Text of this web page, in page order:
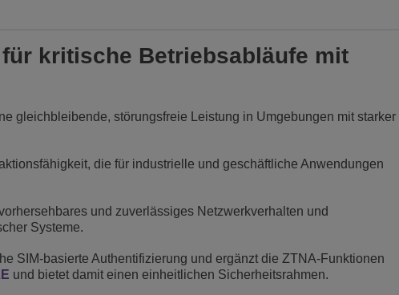
kritische Betriebsabläufe mit
gleichbleibende, störungsfreie Leistung in Umgebungen mit starker
die für industrielle und geschäftliche Anwendungen
und zuverlässiges Netzwerkverhalten und
Systeme.
SIM-basierte Authentifizierung und ergänzt die ZTNA-Funktionen
und bietet damit einen einheitlichen Sicherheitsrahmen.